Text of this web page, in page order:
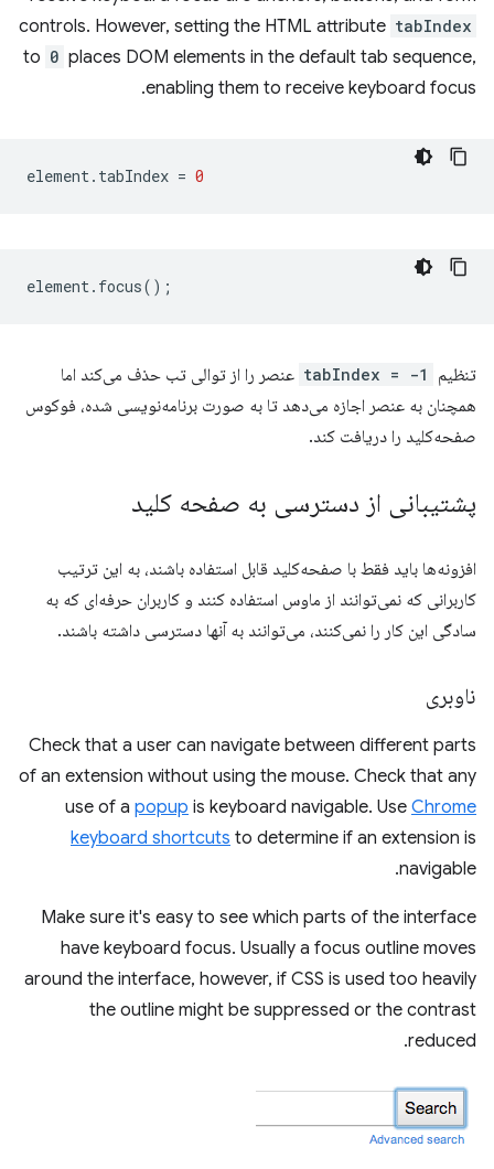
controls. However, setting the HTML attribute tabIndex
to 0 places DOM elements in the default tab sequence,
enabling them to receive keyboard focus.
element . tabIndex = 0
element . focus();
تنظیم tabIndex = -1 عنصر را از توالی تب حذف می‌کند اما
همچنان به عنصر اجازه می‌دهد تا به صورت برنامه‌نویسی شده، فوکوس
صفحه‌کلید را دریافت کند.
پشتیبانی از دسترسی به صفحه کلید
افزونه‌ها باید فقط با صفحه‌کلید قابل استفاده باشند، به این ترتیب
کاربرانی که نمی‌توانند از ماوس استفاده کنند و کاربران حرفه‌ای که به
سادگی این کار را نمی‌کنند، می‌توانند به آنها دسترسی داشته باشند.
ناوبری
Check that a user can navigate between different parts
of an extension without using the mouse. Check that any
use of a popup is keyboard navigable. Use Chrome
keyboard shortcuts to determine if an extension is
navigable.
Make sure it's easy to see which parts of the interface
have keyboard focus. Usually a focus outline moves
around the interface, however, if CSS is used too heavily
the outline might be suppressed or the contrast
reduced.